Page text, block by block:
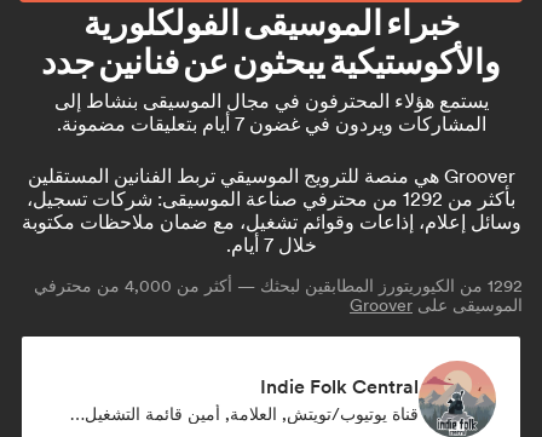
خبراء الموسيقى الفولكلورية
والأكوستيكية يبحثون عن فنانين جدد
يستمع هؤلاء المحترفون في مجال الموسيقى بنشاط إلى
المشاركات ويردون في غضون 7 أيام بتعليقات مضمونة.
Groover هي منصة للترويج الموسيقي تربط الفنانين المستقلين
بأكثر من 1292 من محترفي صناعة الموسيقى: شركات تسجيل،
وسائل إعلام، إذاعات وقوائم تشغيل، مع ضمان ملاحظات مكتوبة
خلال 7 أيام.
1292
من الكيوريتورز المطابقين لبحثك — أكثر من 4,000 من محترفي
الموسيقى على Groover
Indie Folk Central
قناة يوتيوب/تويتش, العلامة, أمين قائمة التشغيل, راديو